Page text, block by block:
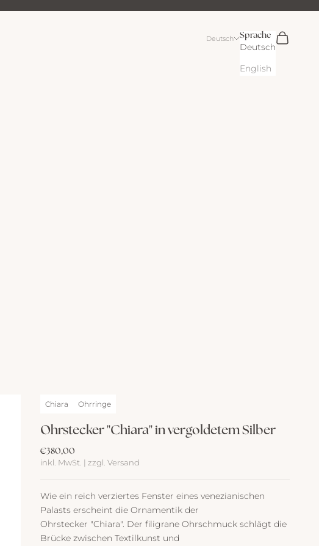
Deutsch Sprache
Deutsch
English
Suchen
Chiara Ohrringe
Ohrstecker "Chiara" in vergoldetem Silber
Angebot
€380,00
inkl. MwSt. | zzgl. Versand
Wie ein reich verziertes Fenster eines venezianischen
Palasts erscheint die Ornamentik der
Ohrstecker "Chiara". Der filigrane Ohrschmuck schlägt die
Brücke zwischen Textilkunst und